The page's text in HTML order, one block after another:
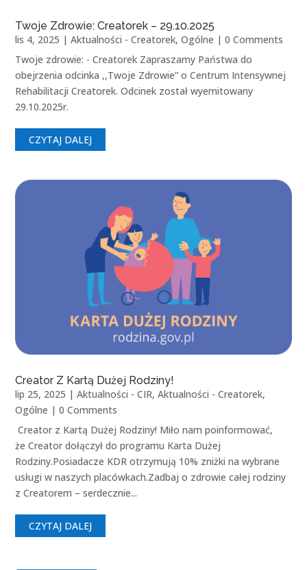
Twoje Zdrowie: Creatorek – 29.10.2025
lis 4, 2025 |Aktualności - Creatorek,Ogólne | 0 Comments
Twoje zdrowie: - Creatorek Zapraszamy Państwa do
obejrzenia odcinka ,,Twoje Zdrowie” o Centrum Intensywnej
Rehabilitacji Creatorek. Odcinek został wyemitowany
29.10.2025r.
CZYTAJ DALEJ
Creator Z Kartą Dużej Rodziny!
lip 25, 2025 |Aktualności - CIR,Aktualności - Creatorek,
Ogólne | 0 Comments
Creator z Kartą Dużej Rodziny! Miło nam poinformować,
że Creator dołączył do programu Karta Dużej
Rodziny.Posiadacze KDR otrzymują 10% zniżki na wybrane
usługi w naszych placówkach.Zadbaj o zdrowie całej rodziny
z Creatorem – serdecznie...
CZYTAJ DALEJ